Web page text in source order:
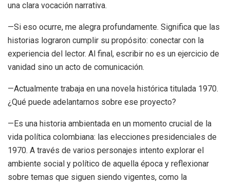
una clara vocación narrativa.
—Si eso ocurre, me alegra profundamente. Significa que las
historias lograron cumplir su propósito: conectar con la
experiencia del lector. Al final, escribir no es un ejercicio de
vanidad sino un acto de comunicación.
—Actualmente trabaja en una novela histórica titulada 1970.
¿Qué puede adelantarnos sobre ese proyecto?
—Es una historia ambientada en un momento crucial de la
vida política colombiana: las elecciones presidenciales de
1970. A través de varios personajes intento explorar el
ambiente social y político de aquella época y reflexionar
sobre temas que siguen siendo vigentes, como la